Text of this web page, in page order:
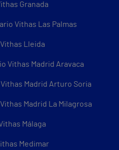
Granada
Vithas Las Palmas
Lleida
Vithas Madrid Aravaca
Madrid Arturo Soria
Madrid La Milagrosa
Málaga
Medimar